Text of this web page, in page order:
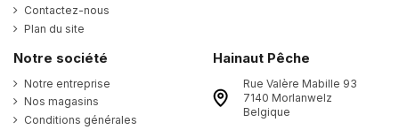
Contactez-nous
Plan du site
Notre société
Notre entreprise
Nos magasins
Conditions générales
Hainaut Pêche
Rue Valère Mabille 93
7140 Morlanwelz
Belgique